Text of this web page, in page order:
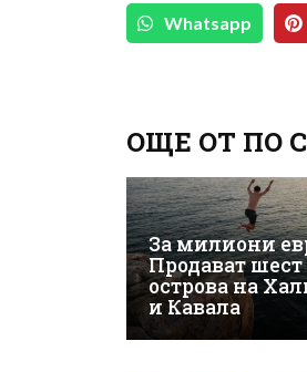
Whatsapp
ОЩЕ ОТ ПО
За милиони
Продават
острова на
и Кавала